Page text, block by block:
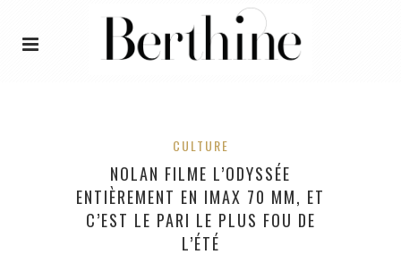
CULTURE
NOLAN FILME L’ODYSSÉE
ENTIÈREMENT EN IMAX 70 MM, ET
C’EST LE PARI LE PLUS FOU DE
L’ÉTÉ